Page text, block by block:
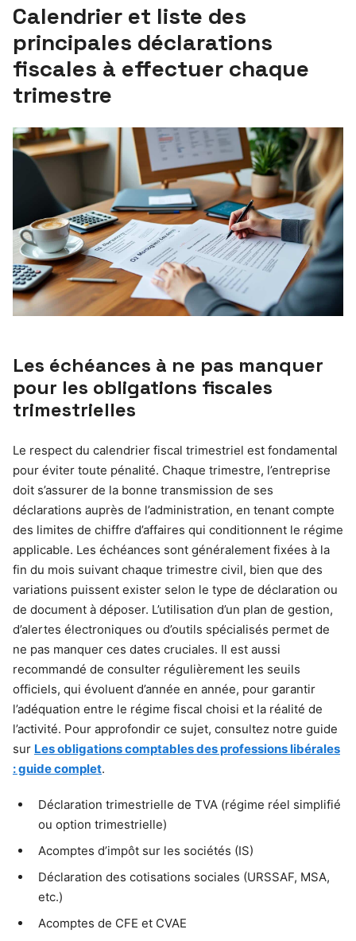
Calendrier et liste des
principales déclarations
fiscales à effectuer chaque
trimestre
Les échéances à ne pas manquer
pour les obligations fiscales
trimestrielles
Le respect du calendrier fiscal trimestriel est fondamental
pour éviter toute pénalité. Chaque trimestre, l’entreprise
doit s’assurer de la bonne transmission de ses
déclarations auprès de l’administration, en tenant compte
des limites de chiffre d’affaires qui conditionnent le régime
applicable. Les échéances sont généralement fixées à la
fin du mois suivant chaque trimestre civil, bien que des
variations puissent exister selon le type de déclaration ou
de document à déposer. L’utilisation d’un plan de gestion,
d’alertes électroniques ou d’outils spécialisés permet de
ne pas manquer ces dates cruciales. Il est aussi
recommandé de consulter régulièrement les seuils
officiels, qui évoluent d’année en année, pour garantir
l’adéquation entre le régime fiscal choisi et la réalité de
l’activité. Pour approfondir ce sujet, consultez notre guide
sur Les obligations comptables des professions libérales
: guide complet.
Déclaration trimestrielle de TVA (régime réel simplifié
ou option trimestrielle)
Acomptes d’impôt sur les sociétés (IS)
Déclaration des cotisations sociales (URSSAF, MSA,
etc.)
Acomptes de CFE et CVAE